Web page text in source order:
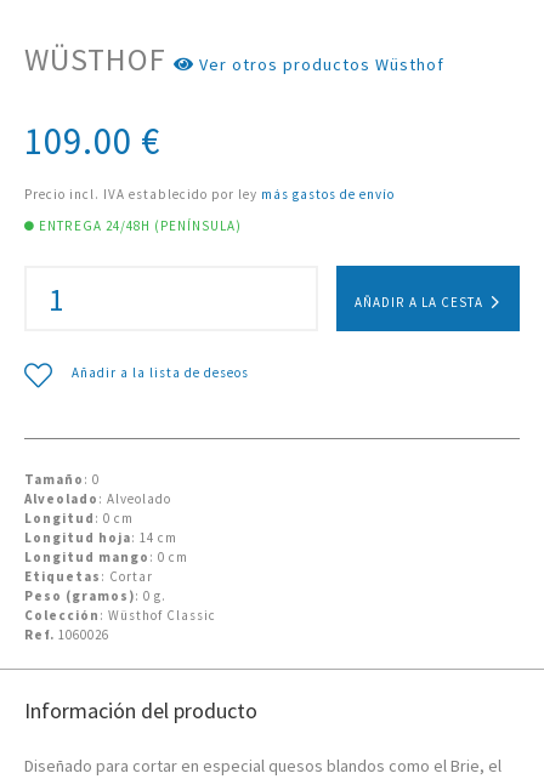
WÜSTHOF Ver otros productos Wüsthof
109.00 €
Precio incl. IVA establecido por ley más gastos de envío
ENTREGA 24/48H (PENÍNSULA)
AÑADIR A LA CESTA
Añadir a la lista de deseos
Tamaño : 0
Alveolado : Alveolado
Longitud : 0 cm
Longitud hoja: 14 cm
Longitud mango : 0 cm
Etiquetas : Cortar
Peso (gramos): 0 g.
Colección : Wüsthof Classic
Ref. 1060026
Información del producto
Diseñado para cortar en especial quesos blandos como el Brie, el